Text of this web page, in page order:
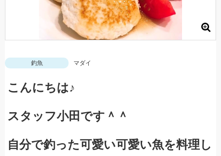
釣魚 マダイ
こんにちは♪
スタッフ小田です＾＾
自分で釣った可愛い可愛い魚を料理し